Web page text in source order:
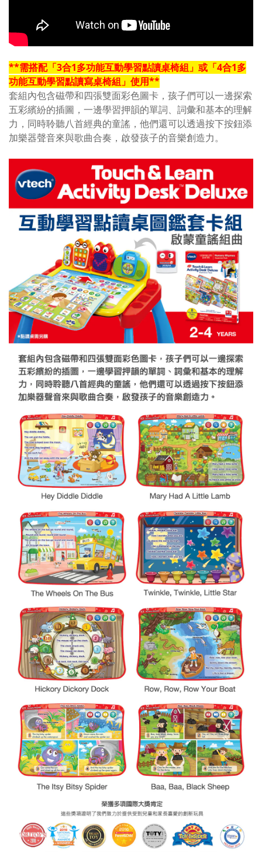
**需搭配「3合1多功能互動學習點讀桌椅組」或「4合1多
功能互動學習點讀寫桌椅組」使用**
套組內包含磁帶和四張雙面彩色圖卡，孩子們可以一邊探索
五彩繽紛的插圖，一邊學習押韻的單詞、詞彙和基本的理解
力，同時聆聽八首經典的童謠，他們還可以透過按下按鈕添
加樂器聲音來與歌曲合奏，啟發孩子的音樂創造力。